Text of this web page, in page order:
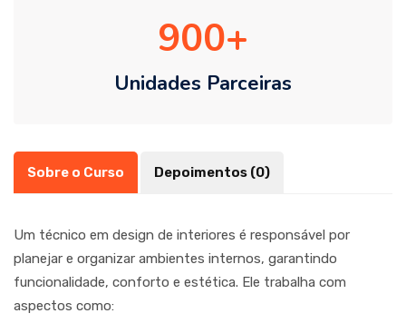
900
Unidades Parceiras
Sobre o Curso Depoimentos (0)
Um técnico em design de interiores é responsável por
planejar e organizar ambientes internos, garantindo
funcionalidade, conforto e estética. Ele trabalha com
aspectos como: